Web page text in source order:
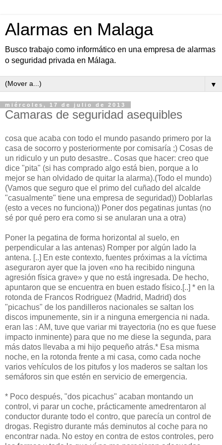
Alarmas en Malaga
Busco trabajo como informático en una empresa de alarmas
o seguridad privada en Málaga.
▼
miércoles, 17 de julio de 2013
Camaras de seguridad asequibles
cosa que acaba con todo el mundo pasando primero por la
casa de socorro y posteriormente por comisaría ;) Cosas de
un ridiculo y un puto desastre.. Cosas que hacer: creo que
dice "pita" (si has comprado algo está bien, porque a lo
mejor se han olvidado de quitar la alarma).(Todo el mundo)
(Vamos que seguro que el primo del cuñado del alcalde
"casualmente" tiene una empresa de seguridad)) Doblarlas
(esto a veces no funciona)) Poner dos pegatinas juntas (no
sé por qué pero era como si se anularan una a otra)
Poner la pegatina de forma horizontal al suelo, en
perpendicular a las antenas) Romper por algún lado la
antena. [..] En este contexto, fuentes próximas a la víctima
aseguraron ayer que la joven «no ha recibido ninguna
agresión física grave» y que no está ingresada. De hecho,
apuntaron que se encuentra en buen estado físico.[..] * en la
rotonda de Francos Rodriguez (Madrid, Madrid) dos
"picachus" de los pandilleros nacionales se saltan los
discos impunemente, sin ir a ninguna emergencia ni nada.
eran las : AM, tuve que variar mi trayectoria (no es que fuese
impacto inminente) para que no me diese la segunda, para
más datos llevaba a mi hijo pequeño atrás.* Esa misma
noche, en la rotonda frente a mi casa, como cada noche
varios vehículos de los pitufos y los maderos se saltan los
semáforos sin que estén en servicio de emergencia.
* Poco después, "dos picachus" acaban montando un
control, vi parar un coche, prácticamente amedrentaron al
conductor durante todo el contro, que parecía un control de
drogas. Registro durante más deminutos al coche para no
encontrar nada. No estoy en contra de estos controles, pero